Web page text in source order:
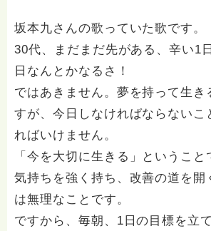
坂本九さんの歌っていた歌です。
30代、まだまだ先がある、辛い1
日なんとかなるさ！
ではあきません。夢を持って生き
すが、今日しなければならないこ
ればいけません。
「今を大切に生きる」ということ
気持ちを強く持ち、改善の道を開
は無理なことです。
ですから、毎朝、1日の目標を立